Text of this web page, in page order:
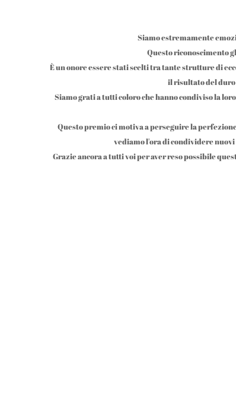
Siamo estremamente
Questo riconoscimento
È un onore essere stati scelti tra tante strutture di
il risultato del duro
Siamo grati a tutti coloro che hanno condiviso la
Questo premio ci motiva a perseguire la
vediamo l'ora di condividere
Grazie ancora a tutti voi per aver reso possibile